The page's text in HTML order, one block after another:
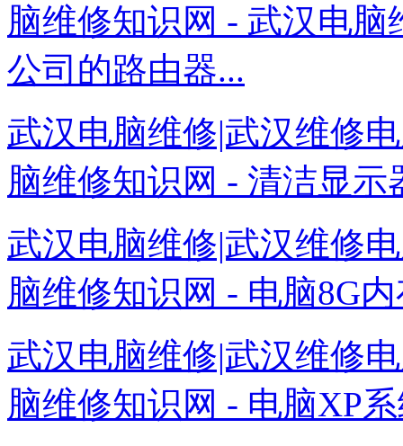
脑维修知识网 - 武汉电
公司的路由器...
武汉电脑维修|武汉维修
脑维修知识网 - 清洁显示
武汉电脑维修|武汉维修
脑维修知识网 - 电脑8G
武汉电脑维修|武汉维修
脑维修知识网 - 电脑XP